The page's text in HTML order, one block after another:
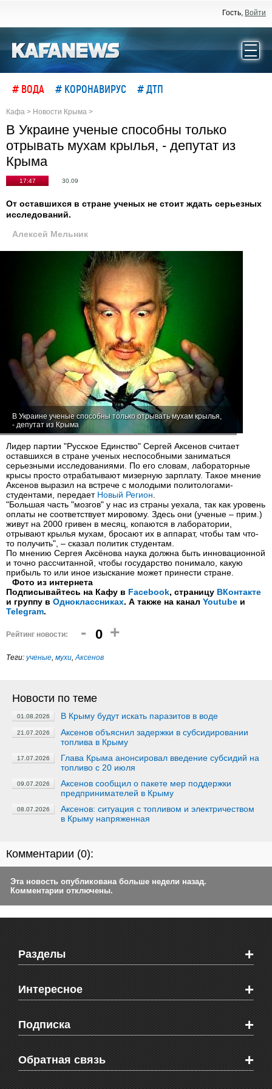
Гость, Войти
# ВОДА # КОРОНАВИРУС # ДТП
Кафа > Новости Крыма >
В Украине ученые способны только
отрывать мухам крылья, - депутат из
Крыма
17:47 30.09
От оставшихся в стране ученых не стоит ждать серьезных
исследований.
Алексей Мельник
В Украине ученые способны только отрывать мухам крылья,
- депутат из Крыма
Лидер партии "Русское Единство" Сергей Аксенов считает
оставшихся в стране ученых неспособными заниматься
серьезными исследованиями. По его словам, лабораторные
крысы просто отрабатывают мизерную зарплату. Такое мнение
Аксенов выразил на встрече с молодыми политологами-
студентами, передает Новый Регион
"Большая часть "мозгов" у нас из страны уехала, так как уровень
оплаты не соответствует мировому. Здесь они (ученые – прим.)
живут на 2000 гривен в месяц, копаются в лаборатории,
отрывают крылья мухам, бросают их в аппарат, чтобы там что-
то получить", – сказал политик студентам.
По мнению Сергея Аксёнова наука должна быть инновационной
и точно рассчитанной, чтобы государство понимало, какую
прибыль то или иное изыскание может принести стране.
Фото из интернета
Подписывайтесь на Кафу в Facebook, страницу ВКонтакте
и группу в Одноклассниках. А также на канал Youtube и
Telegram.
Рейтинг новости: - 0 +
Теги: ученые, мухи,Аксенов
Новости по теме
01.08.2026 В Крыму будут искать паразитов в воде
21.07.2026
Аксенов объяснил задержки в субсидировании
топлива в Крыму
17.07.2026
Глава Крыма анонсировал введение субсидий на
топливо с 20 июля
09.07.2026
Аксенов сообщил о пакете мер поддержки
предпринимателей в Крыму
08.07.2026
Аксенов: ситуация с топливом и электричеством
в Крыму напряженная
Комментарии (0):
Эта новость опубликована больше недели назад.
Комментарии отключены.
Разделы +
Новости Феодосии
Новости Крыма
Мировые новости
Объявления
Здоровье
СМС мнения читателей
Интересное +
Видео о Феодосии
Веб-камеры Феодосии
Блоги феодосийцев
Школы Феодосии
Подписка +
Печатная версия газеты "Кафа"
RSS
Обратная связь +
Рекламодателям